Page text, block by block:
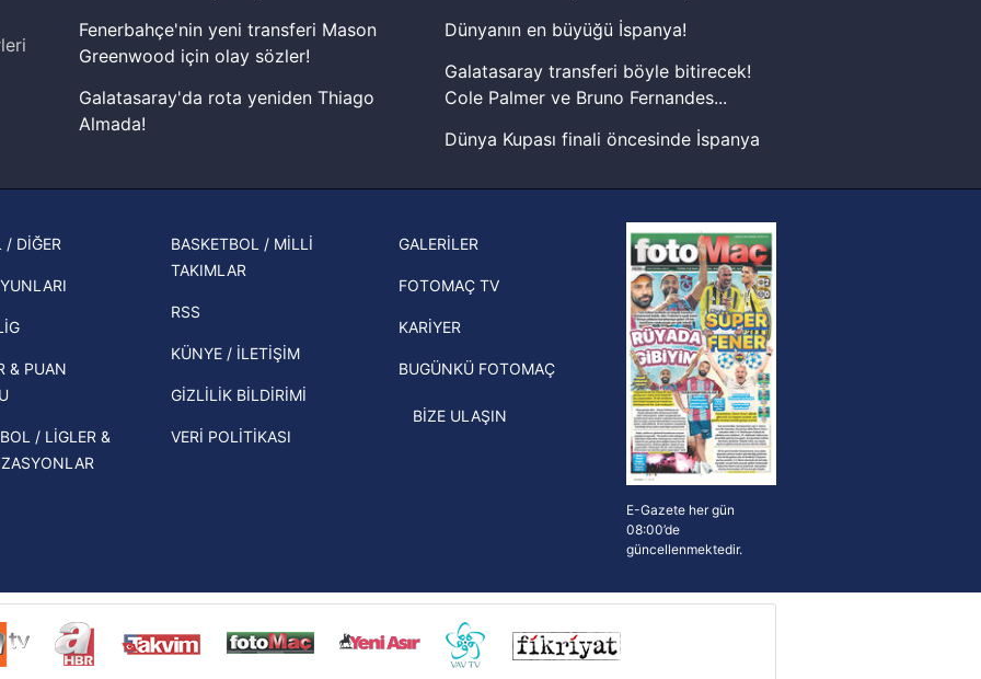
Fenerbahçe'nin yeni transferi Mason
Greenwood için olay sözler!
Galatasaray'da rota yeniden Thiago
Almada!
muhtemel rakibi belli oldu! Gornik
İspanya-Arjantin finalinin ardından dış
Beşiktaş'ın UEFA Avrupa Ligi'nde 3. Ön
Eleme Turu muhtemel rakipleri belli
Dünyanın en büyüğü İspanya!
Galatasaray transferi böyle bitirecek!
Cole Palmer ve Bruno Fernandes...
Dünya Kupası finali öncesinde İspanya
şampiyonluk yüzüğü verilecek
Hernan Crespo, Meksika Ligi
ekiplerinden Atlas'ın yeni teknik
direktörü oldu
/ DİĞER
& PUAN
/ LİGLER &
BASKETBOL / MİLLİ
TAKIMLAR
RSS
KÜNYE / İLETİŞİM
GİZLİLİK BİLDİRİMİ
VERİ POLİTİKASI
GALERİLER
FOTOMAÇ TV
KARİYER
BUGÜNKÜ FOTOMAÇ
BİZE ULAŞIN
E-Gazete her gün
08:00’de
güncellenmektedir.